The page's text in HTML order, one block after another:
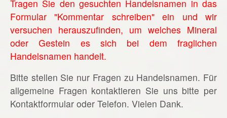
Tragen Sie den gesuchten Handelsnamen in das
Formular "Kommentar schreiben" ein und wir
versuchen herauszufinden, um welches Mineral
oder Gestein es sich bei dem fraglichen
Handelsnamen handelt.
Bitte stellen Sie nur Fragen zu Handelsnamen. Für
allgemeine Fragen kontaktieren Sie uns bitte per
Kontaktformular oder Telefon. Vielen Dank.